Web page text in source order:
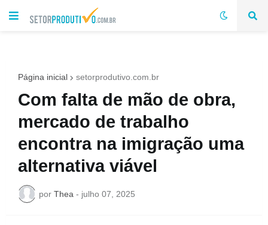
Página inicial setorprodutivo.com.br
Com falta de mão de obra,
mercado de trabalho
encontra na imigração uma
alternativa viável
por Thea - julho 07, 2025